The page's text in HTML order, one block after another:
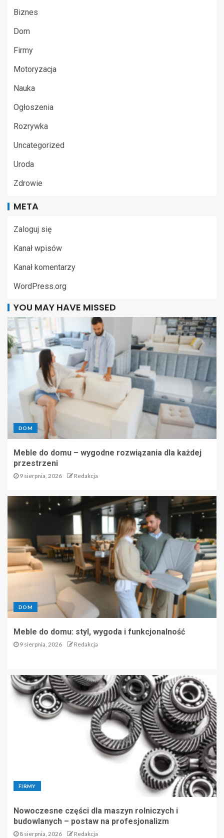
Biznes
Dom
Firmy
Motoryzacja
Nauka
Ogłoszenia
Rozrywka
Uncategorized
Uroda
Zdrowie
META
Zaloguj się
Kanał wpisów
Kanał komentarzy
WordPress.org
YOU MAY HAVE MISSED
DOM
Meble do domu – wygodne rozwiązania dla każdej
przestrzeni
9 sierpnia, 2026 Redakcja
DOM
Meble do domu: styl, wygoda i funkcjonalność
9 sierpnia, 2026 Redakcja
FIRMY
Nowoczesne części dla maszyn rolniczych i
budowlanych – postaw na profesjonalizm
8 sierpnia, 2026 Redakcja